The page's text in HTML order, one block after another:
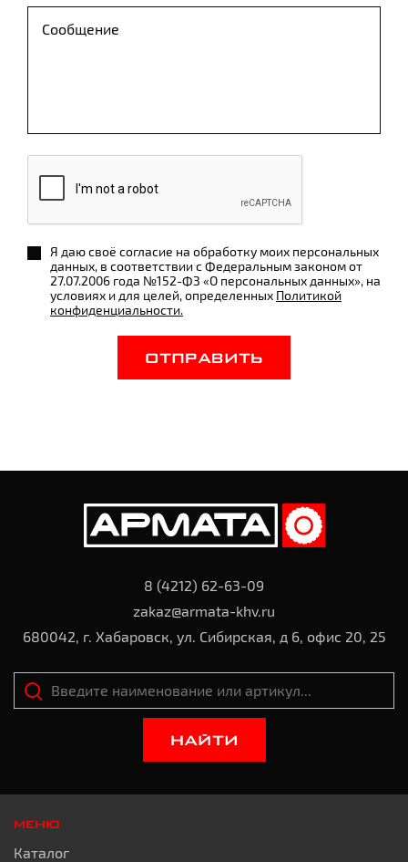
Я даю своё согласие на обработку моих персональных
данных, в соответствии с Федеральным законом от
27.07.2006 года №152-ФЗ «О персональных данных», на
условиях и для целей, определенных Политикой
конфиденциальности.
ОТПРАВИТЬ
8 (4212) 62-63-09
zakaz@armata-khv.ru
680042, г. Хабаровск, ул. Сибирская, д 6, офис 20, 25
НАЙТИ
МЕНЮ
Каталог